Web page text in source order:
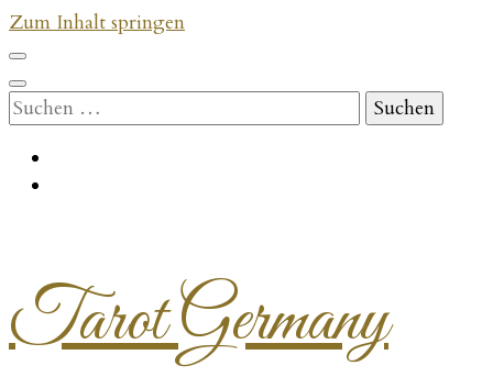
Zum Inhalt springen
Suchen
nach:
Tarot Germany